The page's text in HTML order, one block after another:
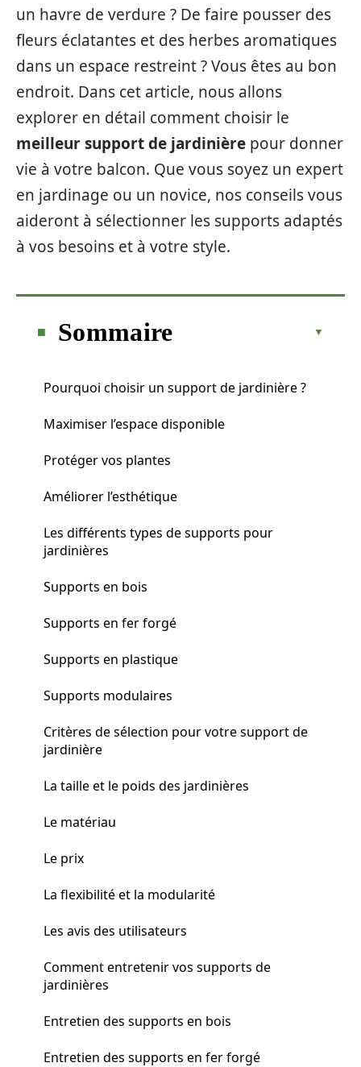
un havre de verdure ? De faire pousser des
fleurs éclatantes et des herbes aromatiques
dans un espace restreint ? Vous êtes au bon
endroit. Dans cet article, nous allons
explorer en détail comment choisir le
meilleur support de jardinière pour donner
vie à votre balcon. Que vous soyez un expert
en jardinage ou un novice, nos conseils vous
aideront à sélectionner les supports adaptés
à vos besoins et à votre style.
Sommaire
Pourquoi choisir un support de jardinière ?
Maximiser l’espace disponible
Protéger vos plantes
Améliorer l’esthétique
Les différents types de supports pour
jardinières
Supports en bois
Supports en fer forgé
Supports en plastique
Supports modulaires
Critères de sélection pour votre support de
jardinière
La taille et le poids des jardinières
Le matériau
Le prix
La flexibilité et la modularité
Les avis des utilisateurs
Comment entretenir vos supports de
jardinières
Entretien des supports en bois
Entretien des supports en fer forgé